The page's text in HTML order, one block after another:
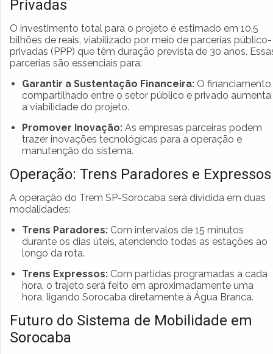
Privadas
O investimento total para o projeto é estimado em 10,5
bilhões de reais, viabilizado por meio de parcerias público-
privadas (PPP) que têm duração prevista de 30 anos.
parcerias são essenciais para:
Garantir a Sustentação Financeira: O financiamento
compartilhado entre o setor público e privado aumenta
a viabilidade do projeto.
Promover Inovação: As empresas parceiras podem
trazer inovações tecnológicas para a operação e
manutenção do sistema.
Operação: Trens Paradores e Expressos
A operação do Trem SP-Sorocaba será dividida em duas
modalidades:
Trens Paradores: Com intervalos de 15 minutos
durante os dias úteis, atendendo todas as estações ao
longo da rota.
Trens Expressos: Com partidas programadas a cada
hora, o trajeto será feito em aproximadamente uma
hora, ligando Sorocaba diretamente à Água Branca.
Futuro do Sistema de Mobilidade em
Sorocaba